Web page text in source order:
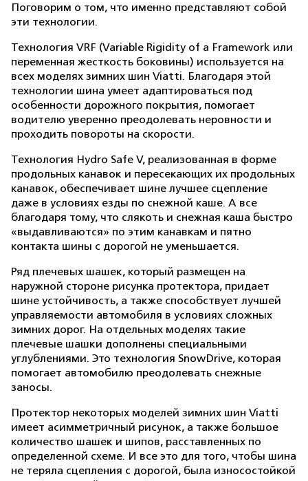
Поговорим о том, что именно представляют собой
эти технологии.
Технология VRF (Variable Rigidity of a Framework или
переменная жесткость боковины) используется на
всех моделях зимних шин Viatti. Благодаря этой
технологии шина умеет адаптироваться под
особенности дорожного покрытия, помогает
водителю уверенно преодолевать неровности и
проходить повороты на скорости.
Технология Hydro Safe V, реализованная в форме
продольных канавок и пересекающих их продольных
канавок, обеспечивает шине лучшее сцепление
даже в условиях езды по снежной каше. А все
благодаря тому, что слякоть и снежная каша быстро
«выдавливаются» по этим канавкам и пятно
контакта шины с дорогой не уменьшается.
Ряд плечевых шашек, который размещен на
наружной стороне рисунка протектора, придает
шине устойчивость, а также способствует лучшей
управляемости автомобиля в условиях сложных
зимних дорог. На отдельных моделях такие
плечевые шашки дополнены специальными
углублениями. Это технология SnowDrive, которая
помогает автомобилю преодолевать снежные
заносы.
Протектор некоторых моделей зимних шин Viatti
имеет асимметричный рисунок, а также большое
количество шашек и шипов, расставленных по
определенной схеме. И все это для того, чтобы шина
не теряла сцепления с дорогой, была износостойкой